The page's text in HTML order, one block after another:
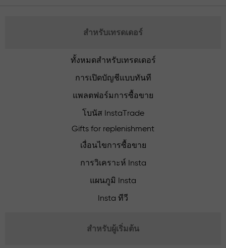
สำหรับเทรดเดอร์
ทั้งหมดสำหรับเทรดเดอร์
การเปิดบัญชีแบบทันที
แพลตฟอร์มการซื้อขาย
โบนัส InstaTrade
Gifts for replenishment
เงื่อนไขการซื้อขาย
การวิเคราะห์ Insta
แผนภูมิ Insta
Insta ทีวี
สำหรับผู้เริ่มต้น